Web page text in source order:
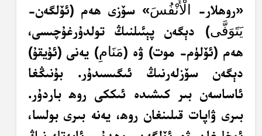
«روھلار-
الْأَنْفُسَ» سۆزى ھەم (ئۆلگەن-
يَتَوَفَّى) دېگەن پېئىلنىڭ تولدۇرغۇچىسى،
ھەم (ئۆلۈم- موت) ۋە (مَنَامِ) يەنى (ئۇيقۇ)
دېگەن سۆزلەرنىڭ ئىگىسىدۇر. بۇنىڭغا
ئاساسەن بىر كىشىدە ئىككى روھ باردۇر.
بىرى ۋاپات قىلىنغان روھ، يەنە بىرى بولسا،